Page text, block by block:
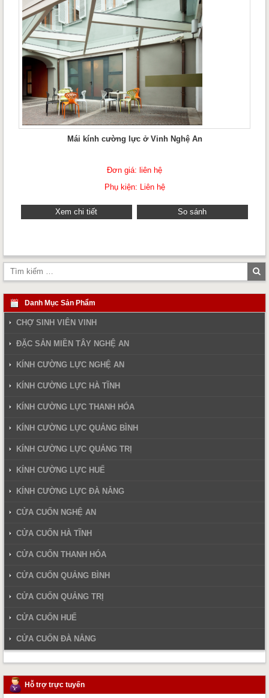
Mái kính cường lực ở Vinh Nghệ An
Đơn giá: liên hệ
Phụ kiện: Liên hệ
Xem chi tiết So sánh
Danh Mục Sản Phẩm
CHỢ SINH VIÊN VINH
ĐẶC SẢN MIỀN TÂY NGHỆ AN
KÍNH CƯỜNG LỰC NGHỆ AN
KÍNH CƯỜNG LỰC HÀ TĨNH
KÍNH CƯỜNG LỰC THANH HÓA
KÍNH CƯỜNG LỰC QUẢNG BÌNH
KÍNH CƯỜNG LỰC QUẢNG TRỊ
KÍNH CƯỜNG LỰC HUẾ
KÍNH CƯỜNG LỰC ĐÀ NẴNG
CỬA CUỐN NGHỆ AN
CỬA CUỐN HÀ TĨNH
CỬA CUỐN THANH HÓA
CỬA CUỐN QUẢNG BÌNH
CỬA CUỐN QUẢNG TRỊ
CỬA CUỐN HUẾ
CỬA CUỐN ĐÀ NẴNG
Hỗ trợ trực tuyến